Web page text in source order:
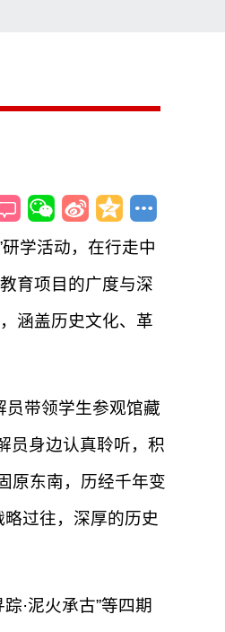
学活动，在行走中
育项目的广度与深
涵盖历史文化、革
员带领学生参观馆藏
员身边认真聆听，积
原东南，历经千年变
过往，深厚的历史
·泥火承古”等四期